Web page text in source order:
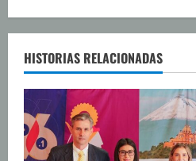
e
l
e
y
e
HISTORIAS RELACIONADAS